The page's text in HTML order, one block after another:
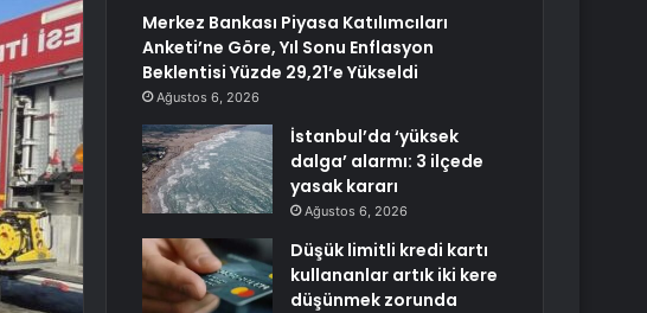
Merkez Bankası Piyasa Katılımcıları
Anketi’ne Göre, Yıl Sonu Enflasyon
Beklentisi Yüzde 29,21’e Yükseldi
Ağustos 6, 2026
İstanbul’da ‘yüksek
dalga’ alarmı: 3 ilçede
yasak kararı
Ağustos 6, 2026
Düşük limitli kredi kartı
kullananlar artık iki kere
düşünmek zorunda